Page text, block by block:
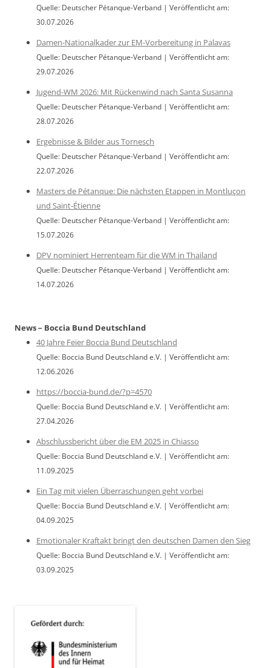
Quelle: Deutscher Pétanque-Verband
Veröffentlicht am:
30.07.2026
Damen-Nationalkader zur EM-Vorbereitung in Palavas
Quelle: Deutscher Pétanque-Verband
Veröffentlicht am:
29.07.2026
Jugend-WM 2026: Mit Rückenwind nach Santa Susanna
Quelle: Deutscher Pétanque-Verband
Veröffentlicht am:
28.07.2026
Ergebnisse & Bilder aus Tornesch
Quelle: Deutscher Pétanque-Verband
Veröffentlicht am:
22.07.2026
Masters de Pétanque: Die nächsten Etappen in Montluçon
und Saint-Étienne
Quelle: Deutscher Pétanque-Verband
Veröffentlicht am:
15.07.2026
DPV nominiert Herrenteam für die WM in Thailand
Quelle: Deutscher Pétanque-Verband
Veröffentlicht am:
14.07.2026
News – Boccia Bund Deutschland
40 Jahre Feier Boccia Bund Deutschland
Quelle: Boccia Bund Deutschland e.V.
Veröffentlicht am:
12.06.2026
https://boccia-bund.de/?p=4570
Quelle: Boccia Bund Deutschland e.V.
Veröffentlicht am:
27.04.2026
Abschlussbericht über die EM 2025 in Chiasso
Quelle: Boccia Bund Deutschland e.V.
Veröffentlicht am:
11.09.2025
Ein Tag mit vielen Überraschungen geht vorbei
Quelle: Boccia Bund Deutschland e.V.
Veröffentlicht am:
04.09.2025
Emotionaler Kraftakt bringt den deutschen Damen den Sieg
Quelle: Boccia Bund Deutschland e.V.
Veröffentlicht am:
03.09.2025